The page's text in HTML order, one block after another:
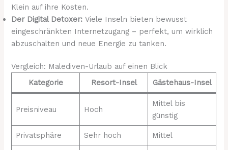
Klein auf ihre Kosten.
Der Digital Detoxer: Viele Inseln bieten bewusst
eingeschränkten Internetzugang – perfekt, um wirklich
abzuschalten und neue Energie zu tanken.
Vergleich: Malediven-Urlaub auf einen Blick
Kategorie
Resort-Insel Gästehaus-Insel
Preisniveau Hoch
Mittel bis
günstig
Privatsphäre Sehr hoch Mittel